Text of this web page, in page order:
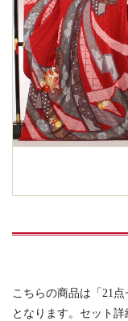
こちらの商品は「21点
となります。セット詳